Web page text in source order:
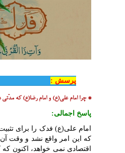
پرسش :
* چرا امام علی(ع) و امام رضا(ع) که مدّتی
پاسخ اجمالی:
امام علی(ع) فدک را برای
که این امر واقع نشد و وقت
اقتصادی نمی خواهد، اکنون